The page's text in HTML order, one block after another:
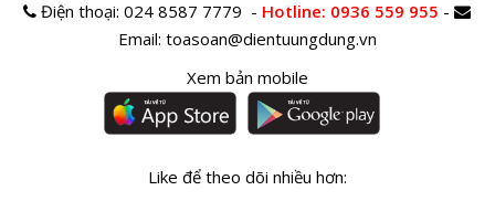
Điện thoại:024 8587 7779 - Hotline: 0936 559 955 -
Email: toasoan@dientuungdung.vn
Xem bản mobile
Like để theo dõi nhiều hơn: